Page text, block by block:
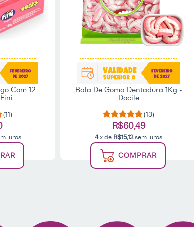
Com 12
(11)
juros
Bala De Goma Dentadura 1Kg -
Docile
(13)
R$60,49
4x de R$15,12sem juros
COMPRAR